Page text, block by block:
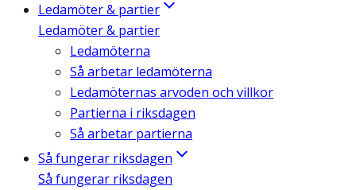
Ledamöter & partier
Ledamöter & partier
Ledamöterna
Så arbetar ledamöterna
Ledamöternas arvoden och villkor
Partierna i riksdagen
Så arbetar partierna
Så fungerar riksdagen
Så fungerar riksdagen